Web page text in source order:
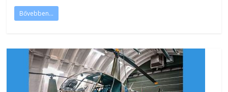
Bővebben...